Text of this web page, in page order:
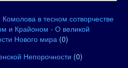
в тесном сотворчестве
и Крайоном - О великой
Нового мира (0)
Непорочности (0)